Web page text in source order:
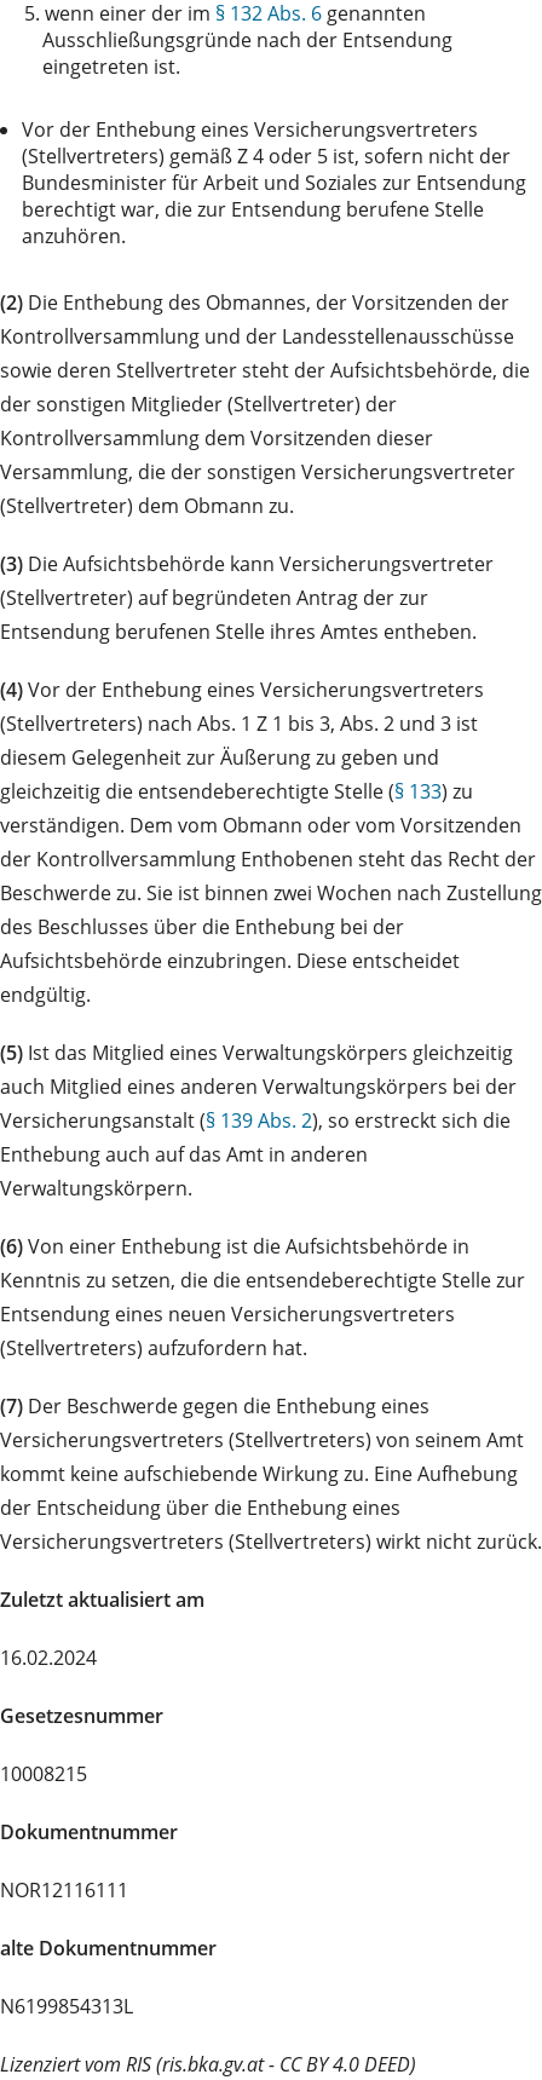
5. wenn einer der im § 132 Abs. 6 genannten
Ausschließungsgründe nach der Entsendung
eingetreten ist.
Vor der Enthebung eines Versicherungsvertreters
(Stellvertreters) gemäß Z 4 oder 5 ist, sofern nicht der
Bundesminister für Arbeit und Soziales zur Entsendung
berechtigt war, die zur Entsendung berufene Stelle
anzuhören.
(2) Die Enthebung des Obmannes, der Vorsitzenden der
Kontrollversammlung und der Landesstellenausschüsse
sowie deren Stellvertreter steht der Aufsichtsbehörde, die
der sonstigen Mitglieder (Stellvertreter) der
Kontrollversammlung dem Vorsitzenden dieser
Versammlung, die der sonstigen Versicherungsvertreter
(Stellvertreter) dem Obmann zu.
(3) Die Aufsichtsbehörde kann Versicherungsvertreter
(Stellvertreter) auf begründeten Antrag der zur
Entsendung berufenen Stelle ihres Amtes entheben.
(4)Vor der Enthebung eines Versicherungsvertreters
(Stellvertreters) nach Abs. 1 Z 1 bis 3, Abs. 2 und 3 ist
diesem Gelegenheit zur Äußerung zu geben und
gleichzeitig die entsendeberechtigte Stelle (§ 133) zu
verständigen. Dem vom Obmann oder vom Vorsitzenden
der Kontrollversammlung Enthobenen steht das Recht der
Beschwerde zu. Sie ist binnen zwei Wochen nach Zustellung
des Beschlusses über die Enthebung bei der
Aufsichtsbehörde einzubringen. Diese entscheidet
endgültig.
(5) Ist das Mitglied eines Verwaltungskörpers gleichzeitig
auch Mitglied eines anderen Verwaltungskörpers bei der
Versicherungsanstalt (§ 139 Abs. 2), so erstreckt sich die
Enthebung auch auf das Amt in anderen
Verwaltungskörpern.
(6)Von einer Enthebung ist die Aufsichtsbehörde in
Kenntnis zu setzen, die die entsendeberechtigte Stelle zur
Entsendung eines neuen Versicherungsvertreters
(Stellvertreters) aufzufordern hat.
(7) Der Beschwerde gegen die Enthebung eines
Versicherungsvertreters (Stellvertreters) von seinem Amt
kommt keine aufschiebende Wirkung zu. Eine Aufhebung
der Entscheidung über die Enthebung eines
Versicherungsvertreters (Stellvertreters) wirkt nicht zurück.
Zuletzt aktualisiert am
16.02.2024
Gesetzesnummer
10008215
Dokumentnummer
NOR12116111
alte Dokumentnummer
N6199854313L
Lizenziert vom RIS (ris.bka.gv.at - CC BY 4.0 DEED)